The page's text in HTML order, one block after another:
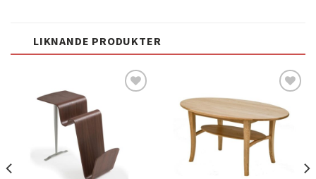
LIKNANDE PRODUKTER
Lägg
till i
önskelistan